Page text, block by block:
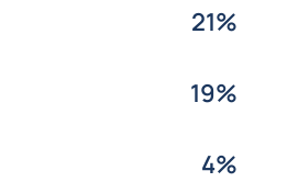
21%
19%
4%